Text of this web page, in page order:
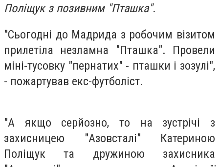
Поліщук з позивним "Пташка".
"Сьогодні до Мадрида з робочим візитом
прилетіла незламна "Пташка". Провели
міні-тусовку "пернатих" - пташки і зозулі",
- пожартував екс-футболіст.
"А якщо серйозно, то на зустрічі з
захисницею "Азовсталі" Катериною
Поліщук та дружиною захисника